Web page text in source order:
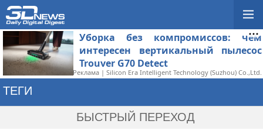
Уборка без компромиссов: чем
интересен вертикальный пылесос
Trouver G70 Detect
Реклама | Silicon Era Intelligent Technology (Suzhou) Co.,Ltd.
ТЕГИ
БЫСТРЫЙ ПЕРЕХОД